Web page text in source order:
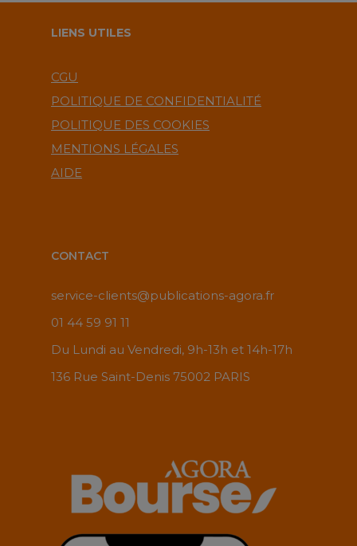
LIENS UTILES
CGU
POLITIQUE DE CONFIDENTIALITÉ
POLITIQUE DES COOKIES
MENTIONS LÉGALES
AIDE
CONTACT
service-clients@publications-agora.fr
01 44 59 91 11
Du Lundi au Vendredi, 9h-13h et 14h-17h
136 Rue Saint-Denis 75002 PARIS